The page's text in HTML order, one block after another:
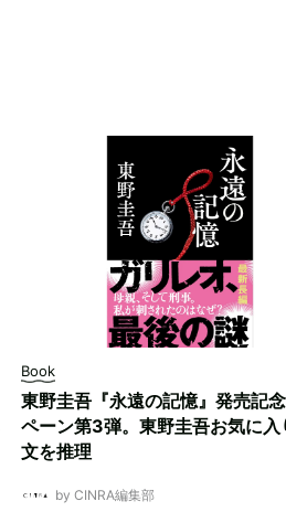
Book
東野圭吾『永遠の記憶』発売記
ペーン第3弾。東野圭吾お気に入
文を推理
by CINRA編集部